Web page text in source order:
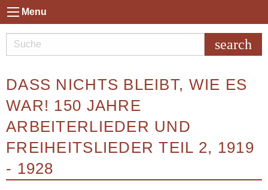
Menu
search
DASS NICHTS BLEIBT, WIE ES
WAR! 150 JAHRE
ARBEITERLIEDER UND
FREIHEITSLIEDER TEIL 2, 1919
- 1928